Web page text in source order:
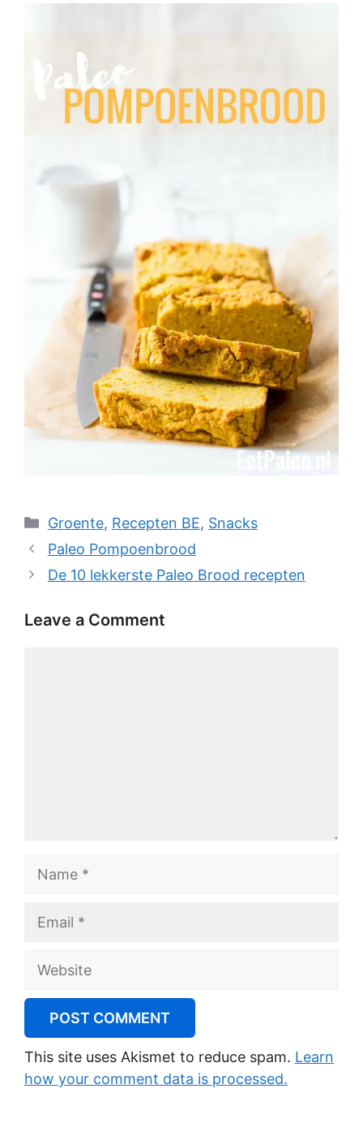
Categories
Groente, Recepten BE, Snacks
Paleo Pompoenbrood
De 10 lekkerste Paleo Brood recepten
Leave a Comment
Website
This site uses Akismet to reduce spam. Learn
how your comment data is processed.